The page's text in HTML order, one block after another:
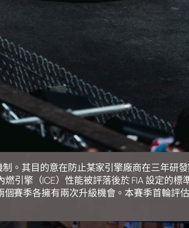
制。其目的意在防止某家引擎廠商在三年
引擎（ICE）性能被評落後於 FIA 設定的
賽季各擁有兩次升級機會。本賽季首輪評